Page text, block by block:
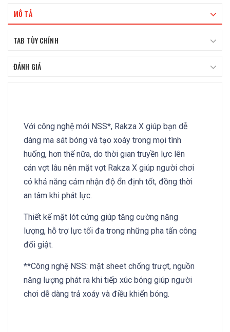
MÔ TẢ
TAB TÙY CHỈNH
ĐÁNH GIÁ
Với công nghệ mới NSS*, Rakza X giúp bạn dễ
dàng ma sát bóng và tạo xoáy trong mọi tình
huống, hơn thế nữa, do thời gian truyền lực lên
cán vợt lâu nên mặt vợt Rakza X giúp người chơi
có khả năng cảm nhận độ ổn định tốt, đồng thời
an tâm khi phát lực.
Thiết kế mặt lót cứng giúp tăng cường năng
lượng, hỗ trợ lực tối đa trong những pha tấn công
đối giật.
**Công nghệ NSS: mặt sheet chống trượt, nguồn
năng lượng phát ra khi tiếp xúc bóng giúp người
chơi dễ dàng trả xoáy và điều khiển bóng.